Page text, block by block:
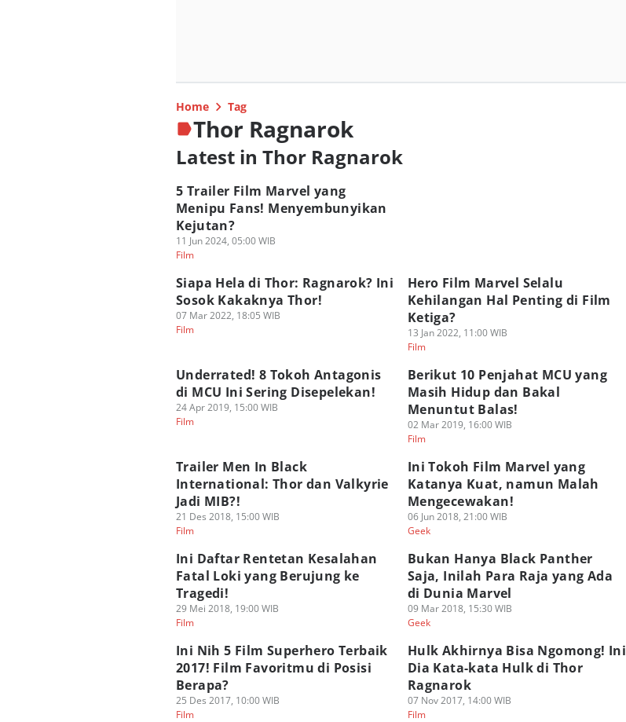
Home Tag
Thor Ragnarok
Latest in Thor Ragnarok
5 Trailer Film Marvel yang
Menipu Fans! Menyembunyikan
Kejutan?
11 Jun 2024, 05:00 WIB
Film
Siapa Hela di Thor: Ragnarok? Ini
Sosok Kakaknya Thor!
07 Mar 2022, 18:05 WIB
Film
Hero Film Marvel Selalu
Kehilangan Hal Penting di Film
Ketiga?
13 Jan 2022, 11:00 WIB
Film
Underrated! 8 Tokoh Antagonis
di MCU Ini Sering Disepelekan!
24 Apr 2019, 15:00 WIB
Film
Berikut 10 Penjahat MCU yang
Masih Hidup dan Bakal
Menuntut Balas!
02 Mar 2019, 16:00 WIB
Film
Trailer Men In Black
International: Thor dan Valkyrie
Jadi MIB?!
21 Des 2018, 15:00 WIB
Film
Ini Tokoh Film Marvel yang
Katanya Kuat, namun Malah
Mengecewakan!
06 Jun 2018, 21:00 WIB
Geek
Ini Daftar Rentetan Kesalahan
Fatal Loki yang Berujung ke
Tragedi!
29 Mei 2018, 19:00 WIB
Film
Bukan Hanya Black Panther
Saja, Inilah Para Raja yang Ada
di Dunia Marvel
09 Mar 2018, 15:30 WIB
Geek
Ini Nih 5 Film Superhero Terbaik
2017! Film Favoritmu di Posisi
Berapa?
25 Des 2017, 10:00 WIB
Film
Hulk Akhirnya Bisa Ngomong! Ini
Dia Kata-kata Hulk di Thor
Ragnarok
07 Nov 2017, 14:00 WIB
Film